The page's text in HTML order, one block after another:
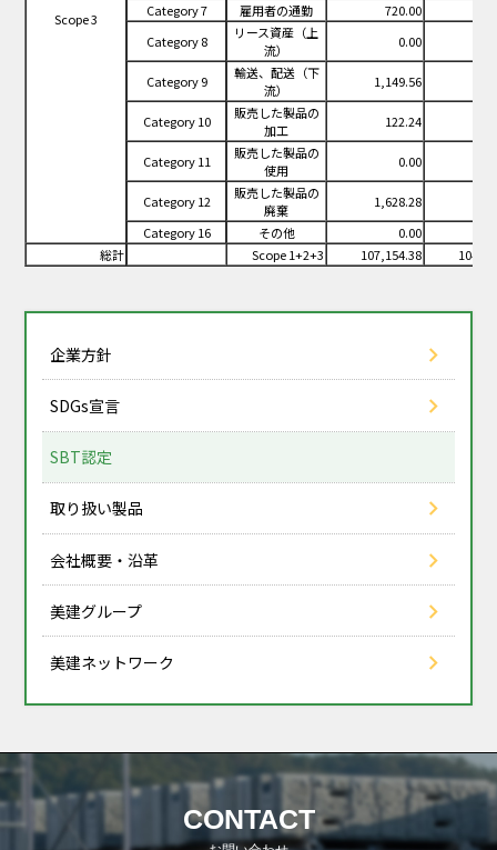
Scope 3
Category 7
雇用者の通勤 720.00
Category 8
リース資産（上
流）
0.00
Category 9
輸送、配送（下
流）
1,149.56
Category 10
販売した製品の
加工
122.24
Category 11
販売した製品の
使用
0.00
Category 12
販売した製品の
廃棄
1,628.28
Category 16
その他 0.00
総計
Scope 1+2+3 107,154.38
企業方針
SDGs宣言
SBT認定
取り扱い製品
会社概要・沿革
美建グループ
美建ネットワーク
CONTACT